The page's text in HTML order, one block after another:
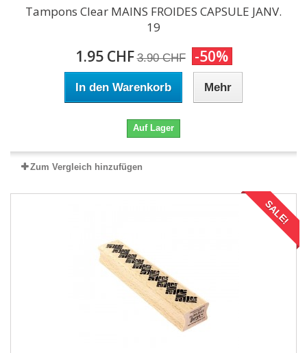
Tampons Clear MAINS FROIDES CAPSULE JANV.
19
1.95 CHF 3.90 CHF -50%
In den Warenkorb Mehr
Auf Lager
Zum Vergleich hinzufügen
SALE!